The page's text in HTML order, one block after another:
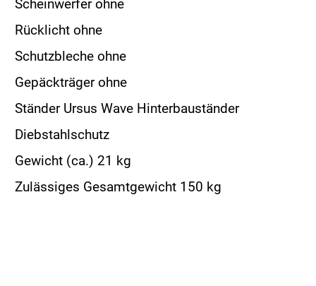
Scheinwerfer ohne
Rücklicht ohne
Schutzbleche ohne
Gepäckträger ohne
Ständer Ursus Wave Hinterbauständer
Diebstahlschutz
Gewicht (ca.) 21 kg
Zulässiges Gesamtgewicht 150 kg